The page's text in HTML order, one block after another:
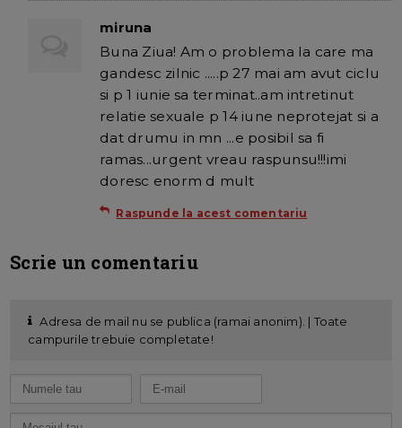
miruna
Buna Ziua! Am o problema la care ma
gandesc zilnic .....p 27 mai am avut ciclu
si p 1 iunie sa terminat..am intretinut
relatie sexuale p 14 iune neprotejat si a
dat drumu in mn ...e posibil sa fi
ramas...urgent vreau raspunsu!!!imi
doresc enorm d mult
Raspunde la acest comentariu
Scrie un comentariu
Adresa de mail nu se publica (ramai anonim). | Toate
campurile trebuie completate!